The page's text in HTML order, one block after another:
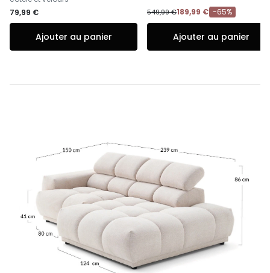
79,99 €
Ajouter au panier
549,99 €189,99 € -65%
Ajouter au panier